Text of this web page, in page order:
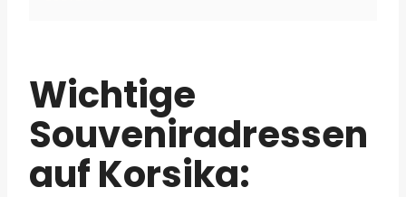
Wichtige
Souveniradressen
auf Korsika: